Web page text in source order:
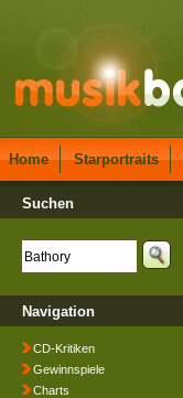
Home Starportraits
Suchen
Navigation
CD-Kritiken
Gewinnspiele
Charts